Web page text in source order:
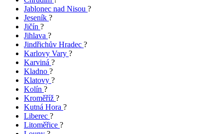
Jablonec nad Nisou ?
Jeseník ?
Jičín ?
Jihlava ?
Jindřichův Hradec ?
Karlovy Vary ?
Karviná ?
Kladno ?
Klatovy ?
Kolín ?
Kroměříž ?
Kutná Hora ?
Liberec ?
Litoměřice ?